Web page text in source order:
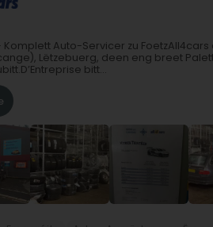
Komplett Auto-Servicer zu
Lëtzebuerg, deen eng breet
bitt...